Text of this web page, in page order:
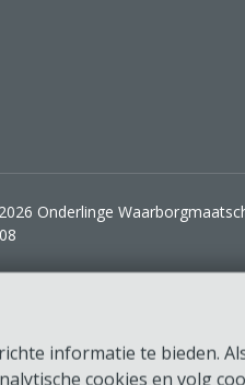
informatie te bieden.
cookies en volg
Onderlinge